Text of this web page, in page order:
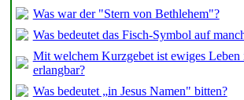
Was war der "Stern von Bethlehem"?
Was bedeutet das Fisch-Symbol auf
Mit welchem Kurzgebet ist ewiges
erlangbar?
Was bedeutet „in Jesus Namen" bitten?